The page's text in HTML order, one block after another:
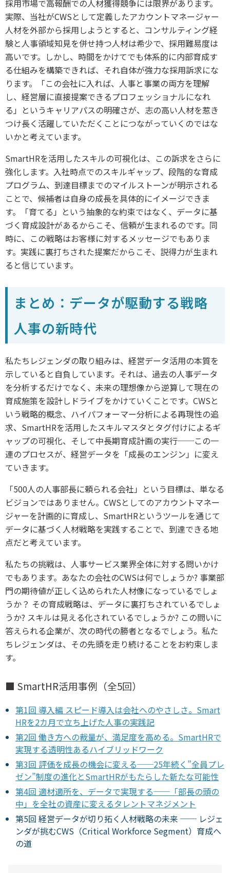
採用市場で高報酬での人材獲得競争には限界があります。
実際、当社がCWSとして定義したアカウントマネージャー
人材を外部から採用しようとすると、コンサルティング経
験と人事領域知見を併せ持つ人材は希少で、採用難易度は
高いです。しかし、時間をかけてでも体系的に内部育成す
る仕組みを構築できれば、それ自体が強力な採用訴求にな
ります。「この会社に入れば、人事と事業の両方を理解
し、経営層に直接提案できるプロフェッショナルになれ
る」というキャリアパスの明確さが、志の高い人材を惹き
つけ長く活躍していただくことにつながっていくのではな
いかと考えています。
SmartHRを活用したスキルの可視化は、この訴求をさらに
強化します。入社時点でのスキルギャップ、段階的な育成
プログラム、到達目標までのマイルストーンが明示される
ことで、候補者は自身の成長を具体的にイメージできま
す。「育てる」という抽象的な約束ではなく、データに基
づく育成設計があるからこそ、信頼が生まれるのです。同
時に、この戦略はお客様に対するメッセージでもありま
す。実践に裏打ちされた提案だからこそ、説得力が生まれ
ると信じています。
まとめ：データが駆動する戦略
人事の新時代
私たちレジェンダの取り組みは、経営データ活用の本質を
示していると自負しています。それは、過去の人事データ
を分析するだけでなく、未来の理想像から逆算して現在の
育成施策を設計しドライブをかけていくことです。CWSと
いう戦略的概念、ハイパフォーマー分析による再現性の追
求、SmartHRを活用したスキルマスタとタグ付けによるギ
ャップの可視化、そして中長期育成計画の実行──この一
連のプロセスが、経営データを「成長のエンジン」に変え
ていきます。
「500人の人事部長に頼られる会社」という目標は、単なる
ビジョンではありません。CWSとしてのアカウントマネー
ジャーを計画的に育成し、SmartHRというツールを通じて
データに基づく人材戦略を実践することで、到達できる地
点だと考えています。
私たちの挑戦は、人事サービス業界全体に対する問いかけ
でもあります。あなたの会社のCWSは何でしょうか? 事業部
門の期待値が正しく込められた人材像になっているでしょ
うか？ その育成戦略は、データに裏打ちされているでしょ
うか? スキルは見える化されているでしょうか? この問いに
答えられる企業が、次の時代の勝者となるでしょう。私た
ちレジェンダは、その先頭を走り続けることをお約束しま
す。
■ SmartHR活用事例（全5回）
第1回 導入編 スピード導入は会社へのやさしさ。Smart
HRを2カ月で立ち上げた人事の実践記
第2回 働き方への裁量が、満足度を高める。SmartHRで
実現する透明性あるハイブリッドワーク
第3回 評価を成長の機会に変える──25年続く”全員プレ
ゼン”制度の進化とSmartHRがもたらした新たな可能性
第4回 適材適所を、データで実現する──「部長の頭の
中」を全社の資産に変えるタレントマネジメント
第5回 経営データが切り拓く人材戦略の未来 ── レジェ
ンダが挑むCWS（Critical Workforce Segment）育成へ
の道